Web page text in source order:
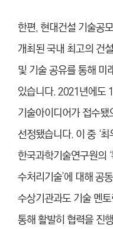
한편, 현대건설 기술공
개최된 국내 최고의 건
및 기술 공유를 통해 미
있습니다. 2021년에도
기술아이디어가 접수
선정됐습니다. 이 중 ‘
한국과학기술연구원의
수처리기술’에 대해 공
수상기관과도 기술 멘
통해 활발히 협력을 진